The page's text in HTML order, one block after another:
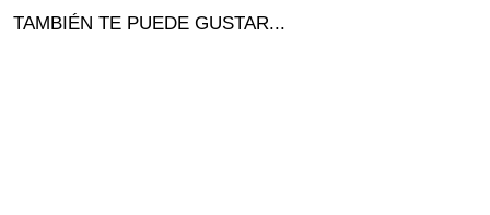
TAMBIÉN TE PUEDE GUSTAR...